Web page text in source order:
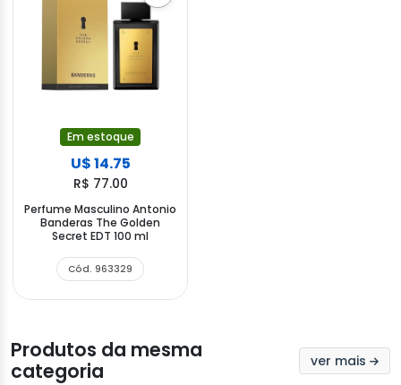
Em estoque
U$ 14.75
R$ 77.00
Perfume Masculino Antonio
Banderas The Golden
Secret EDT 100 ml
Cód. 963329
Produtos da mesma
categoria
ver mais